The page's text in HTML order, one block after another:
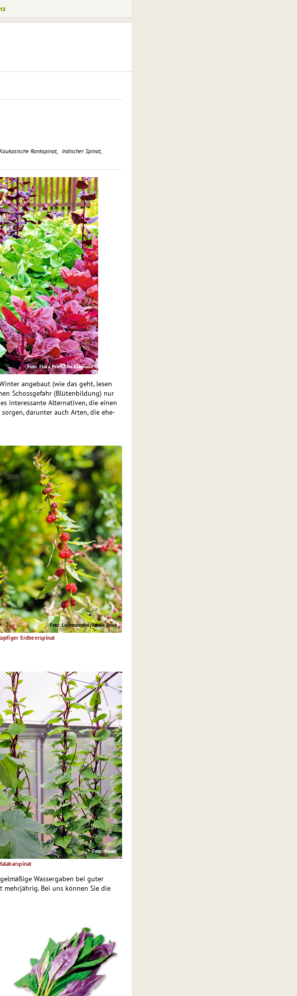
Rankspinat
Indischer Spinat
Foto: Flora Press/Ute Klaphake
angebaut (wie das geht, lesen
Schossgefahr (Blütenbildung) nur
interessante Alternativen, die einen
darunter auch Arten, die ehe­
Foto: Lochstampfer/Adobe Stock
Erdbeerspinat
Foto: Neder
Wassergaben bei guter
Bei uns können Sie die